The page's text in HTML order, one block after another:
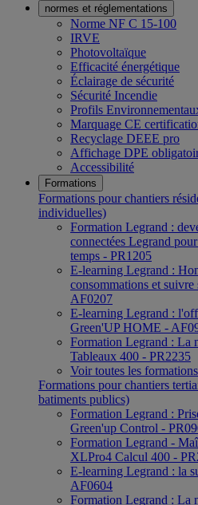
normes et réglementations
Norme NF C 15-100
IRVE
Photovoltaïque
Efficacité énergétique
Éclairage de sécurité
Sécurité Incendie
Profils
Marquage CE
Recyclage DEEE pro
Affichage DPE
Accessibilité
Formations
Formations pour chantiers
individuelles)
Formation Legrand :
connectées Legrand
temps - PR1205
E-learning Legrand :
consommations et
AF0207
E-learning Legrand :
Green'UP HOME -
Formation Legrand : La
Tableaux 400 - PR2235
Voir toutes les
Formations pour chantiers
batiments publics)
Formation Legrand :
Green'up Control -
Formation Legrand -
XLPro4 Calcul 400 -
E-learning Legrand : la
AF0604
Formation Legrand : La